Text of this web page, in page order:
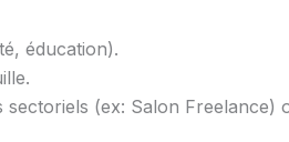
éducation).
(ex: Salon Freelance)